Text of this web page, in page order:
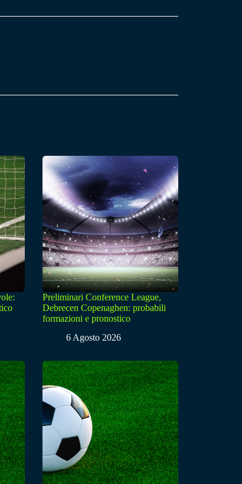
Preliminari Conference League,
Debrecen Copenaghen: probabili
formazioni e pronostico
6 Agosto 2026